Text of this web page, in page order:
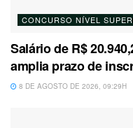
CONCURSO NÍVEL
Salário de R$
amplia prazo de
8 DE AGOSTO DE 2026, 09:29H